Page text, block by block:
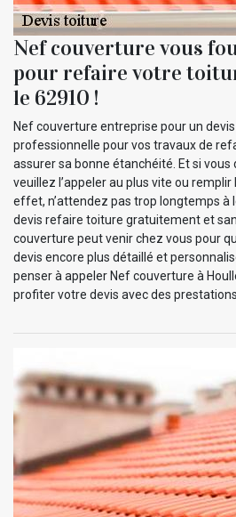
Nef couverture vous
pour refaire votre
le 62910 !
Nef couverture entreprise pour un
professionnelle pour vos travaux de
assurer sa bonne étanchéité. Et si
veuillez l’appeler au plus vite ou
effet, n’attendez pas trop longtemps à
devis refaire toiture gratuitement et
couverture peut venir chez vous pour
devis encore plus détaillé et
penser à appeler Nef couverture à
profiter votre devis avec des